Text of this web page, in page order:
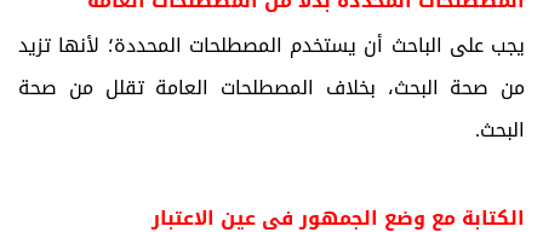
يجب على الباحث أن يستخدم المصطلحات المحددة؛ لأنها تزيد
من صحة البحث، بخلاف المصطلحات العامة تقلل من صحة
البحث.
الكتابة مع وضع الجمهور في عين الاعتبار